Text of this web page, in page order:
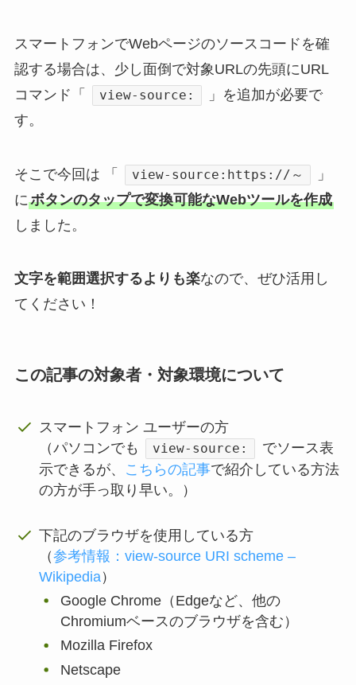
スマートフォンでWebページのソースコードを確
認する場合は、少し面倒で対象URLの先頭にURL
コマンド「
view-source:
」を追加が必要で
す。
そこで今回は 「 view-source:https://～
」
にボタンのタップで変換可能なWebツールを作成
しました。
文字を範囲選択するよりも楽なので、ぜひ活用し
てください！
この記事の対象者・対象環境について
スマートフォン ユーザーの方
（パソコンでも
view-source:
でソース表
示できるが、 こちらの記事で紹介している方法
の方が手っ取り早い。）
下記のブラウザを使用している方
（参考情報：view-source URI scheme –
Wikipedia ）
Google Chrome（Edgeなど、他の
Chromiumベースのブラウザを含む）
Mozilla Firefox
Netscape